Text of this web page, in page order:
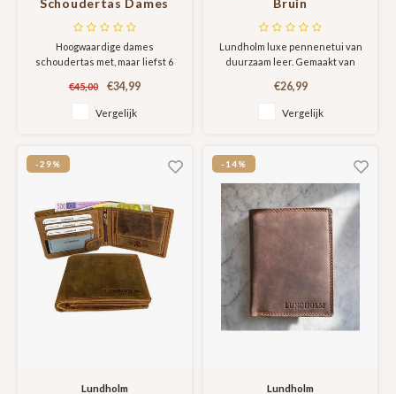
topkwaliteit PU leer
Bruin - cadeau voor
vrouw - Scandinavisch
Design | Göta serie
Hoogwaardige dames
schoudertas met, maar liefst 6
tas heeft twee hoofdvakken met
ritssluiting en daarnaast nog 4
losse ritsvakken en twee
met luxe afwerking.
€45,00 €34,99
Vergelijk
Lundholm luxe pennenetui van
duurzaam leer. Gemaakt van
geschikt voor het opbergen en
meenemen van je pennen en
potloden.
€26,99
Vergelijk
-29%
Lundholm
-14%
Lundholm